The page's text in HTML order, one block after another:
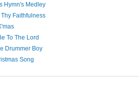
Hymn's Medley
Thy Faithfulness
To The Lord
Drummer Boy
Song